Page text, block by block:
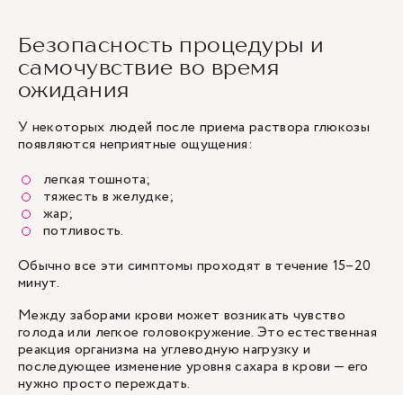
Безопасность процедуры и
самочувствие во время
ожидания
У некоторых людей после приема раствора глюкозы
появляются неприятные ощущения:
легкая тошнота;
тяжесть в желудке;
жар;
потливость.
Обычно все эти симптомы проходят в течение 15–20
минут.
Между заборами крови может возникать чувство
голода или легкое головокружение. Это естественная
реакция организма на углеводную нагрузку и
последующее изменение уровня сахара в крови — его
нужно просто переждать.